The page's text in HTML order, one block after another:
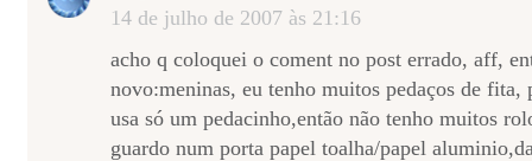
14 de julho de 2007 às 21:16
acho q coloquei o coment no post errado, aff,
novo:meninas, eu tenho muitos pedaços de fita,
usa só um pedacinho,então não tenho muitos
guardo num porta papel toalha/papel